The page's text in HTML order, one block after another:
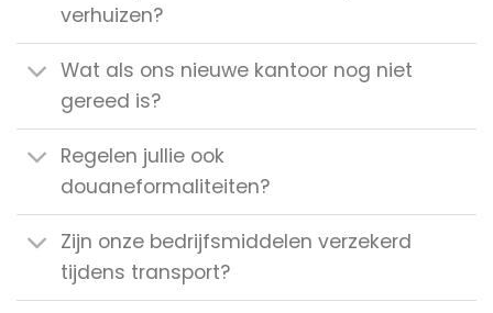
verhuizen?
Wat als ons nieuwe kantoor nog niet
gereed is?
Regelen jullie ook
douaneformaliteiten?
Zijn onze bedrijfsmiddelen verzekerd
tijdens transport?